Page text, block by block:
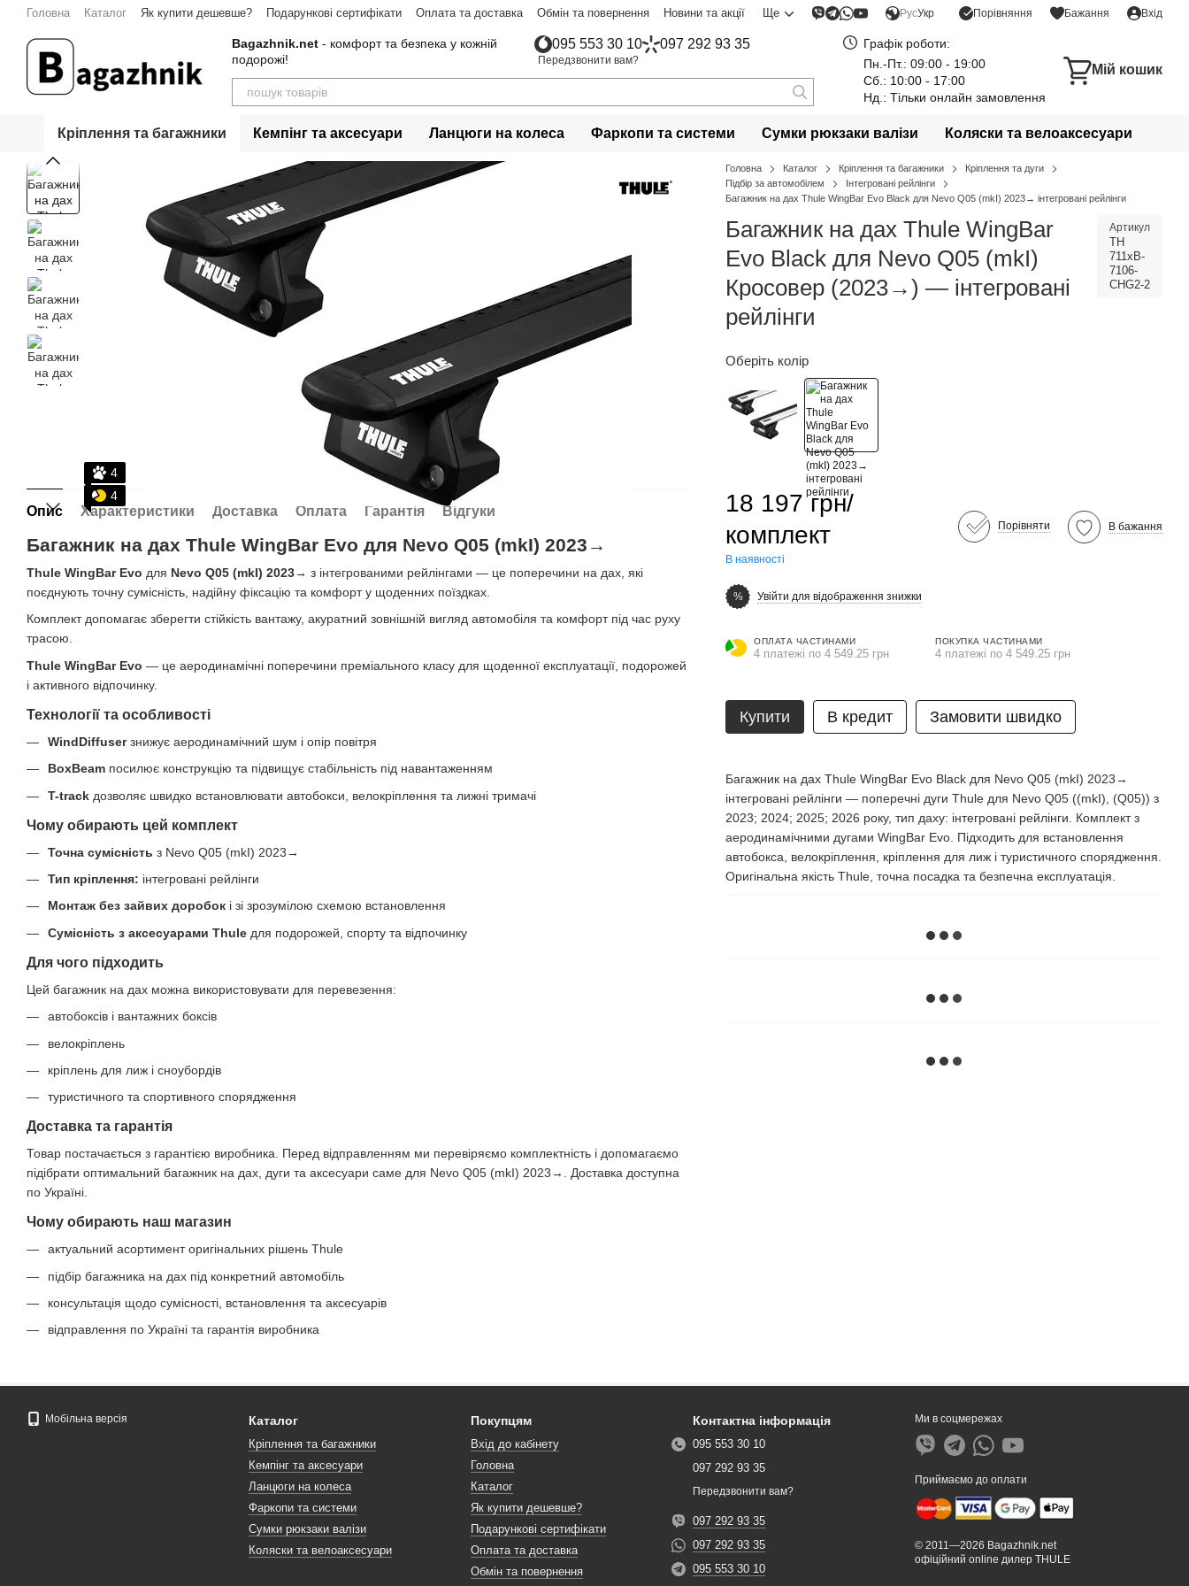
Перейти до основного контенту
Головна Каталог Як купити дешевше? Подарункові сертифікати Оплата та доставка Обмін та повернення Новини та акції Ще РусУкр Порівняння Бажання Вхід
Bagazhnik.net - комфорт та безпека у кожній
подорожі!
095 553 30 10 097 292 93 35
Передзвонити вам?
Графік роботи:
Пн.-Пт.: 09:00 - 19:00
Сб.: 10:00 - 17:00
Нд.: Тільки онлайн замовлення
Мій кошик
Кріплення та багажники Кемпінг та аксесуари Ланцюги на колеса Фаркопи та системи Сумки рюкзаки валізи Коляски та велоаксесуари
4
4
Опис Характеристики Доставка Оплата Гарантія Відгуки
Багажник на дах Thule WingBar Evo для Nevo Q05 (mkI) 2023→
Thule WingBar Evo для Nevo Q05 (mkI) 2023→ з інтегрованими рейлінгами — це поперечини на дах, які
поєднують точну сумісність, надійну фіксацію та комфорт у щоденних поїздках.
Комплект допомагає зберегти стійкість вантажу, акуратний зовнішній вигляд автомобіля та комфорт під час руху
трасою.
Thule WingBar Evo — це аеродинамічні поперечини преміального класу для щоденної експлуатації, подорожей
і активного відпочинку.
Технології та особливості
WindDiffuserзнижує аеродинамічний шум і опір повітря
BoxBeam посилює конструкцію та підвищує стабільність під навантаженням
T-track дозволяє швидко встановлювати автобокси, велокріплення та лижні тримачі
Чому обирають цей комплект
Точна сумісність з Nevo Q05 (mkI) 2023→
Тип кріплення: інтегровані рейлінги
Монтаж без зайвих доробок і зі зрозумілою схемою встановлення
Сумісність з аксесуарами Thule для подорожей, спорту та відпочинку
Для чого підходить
Цей багажник на дах можна використовувати для перевезення:
автобоксів і вантажних боксів
велокріплень
кріплень для лиж і сноубордів
туристичного та спортивного спорядження
Доставка та гарантія
Товар постачається з гарантією виробника. Перед відправленням ми перевіряємо комплектність і допомагаємо
підібрати оптимальний багажник на дах, дуги та аксесуари саме для Nevo Q05 (mkI) 2023→. Доставка доступна
по Україні.
Чому обирають наш магазин
актуальний асортимент оригінальних рішень Thule
підбір багажника на дах під конкретний автомобіль
консультація щодо сумісності, встановлення та аксесуарів
відправлення по Україні та гарантія виробника
Головна Каталог Кріплення та багажники
Кріплення та дуги
Підбір за автомобілем
Інтегровані рейлінги
Багажник на дах Thule WingBar Evo Black для Nevo Q05 (mkI) 2023→ інтегровані рейлінги
Багажник на дах Thule WingBar
Evo Black для Nevo Q05 (mkI)
Кросовер (2023→) — інтегровані
рейлінги
Артикул
TH
711xB-
7106-
CHG2-2
Оберіть колір
18 197 грн/
комплект
В наявності
Порівняти В бажання
% Увійти для відображення знижки
ОПЛАТА ЧАСТИНАМИ
4 платежі по 4 549.25 грн
ПОКУПКА ЧАСТИНАМИ
4 платежі по 4 549.25 грн
Купити В кредит Замовити швидко
Багажник на дах Thule WingBar Evo Black для Nevo Q05 (mkI) 2023→
інтегровані рейлінги — поперечні дуги Thule для Nevo Q05 ((mkI), (Q05)) з
2023; 2024; 2025; 2026 року, тип даху: інтегровані рейлінги. Комплект з
аеродинамічними дугами WingBar Evo. Підходить для встановлення
автобокса, велокріплення, кріплення для лиж і туристичного спорядження.
Оригінальна якість Thule, точна посадка та безпечна експлуатація.
Мобільна версія Каталог
Кріплення та багажники
Кемпінг та аксесуари
Ланцюги на колеса
Фаркопи та системи
Сумки рюкзаки валізи
Коляски та велоаксесуари
Покупцям
Вхід до кабінету
Головна
Каталог
Як купити дешевше?
Подарункові сертифікати
Оплата та доставка
Обмін та повернення
Контактна інформація
095 553 30 10
097 292 93 35
Передзвонити вам?
097 292 93 35
097 292 93 35
095 553 30 10
Ми в соцмережах
Приймаємо до оплати
© 2011—2026 Bagazhnik.net
офіційний online дилер THULE